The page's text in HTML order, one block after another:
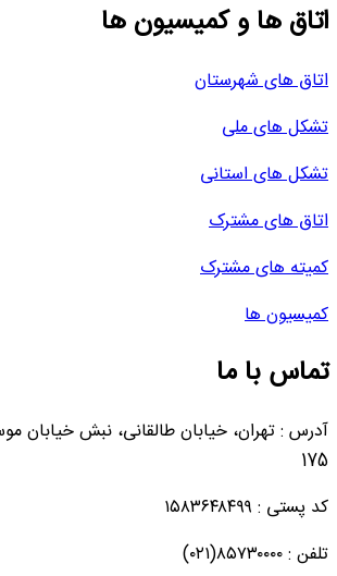
اتاق ها و کمیسیون ها
اتاق های شهرستان
تشکل های ملی
تشکل های استانی
اتاق های مشترک
کمیته های مشترک
کمیسیون ها
تماس با ما
آدرس : تهران، خیابان طالقانی، نبش خیابان
175
کد پستی : ۱۵۸۳۶۴۸۴۹۹
تلفن : ۸۵۷۳۰۰۰۰(۰۲۱)